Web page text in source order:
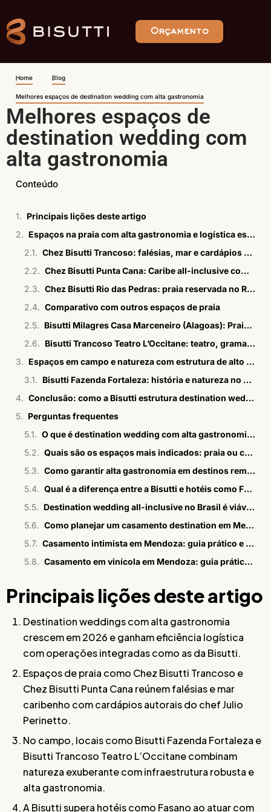
Orçamento
Home Blog
Melhores espaços de destination wedding com alta gastronomia
Melhores espaços de
destination wedding com
alta gastronomia
Conteúdo
Principais lições deste artigo
Espaços na praia com alta gastronomia e logística estruturada
Chez Bisutti Trancoso: falésias, mar e cardápios autorais
Chez Bisutti Punta Cana: Caribe all-inclusive com alta gastronomia
Chez Bisutti Rio das Pedras: praia reservada no Rio de Janeiro
Comparativo com outros espaços de praia
Bisutti Milagres Casa Marceneiro (Alagoas): Praia dos Milagres com logística própria
Bisutti Trancoso Teatro L’Occitane: teatro, gramado e natureza
Espaços em campo e natureza com estrutura de alto padrão
Bisutti Fazenda Fortaleza: história e natureza no Vale do Paraíba
Conclusão: como a Bisutti estrutura destination weddings com alta gastronomia
Perguntas frequentes
O que é destination wedding com alta gastronomia?
Quais são os espaços mais indicados: praia ou campo?
Como garantir alta gastronomia em destinos remotos como Alagoas ou Trancoso?
Qual é a diferença entre a Bisutti e hotéis como Fasano em destination weddings?
Destination wedding all-inclusive no Brasil é viável?
Como planejar um casamento destination em Mendoza
Casamento intimista em Mendoza: guia prático e estratégico
Casamento em vinícola em Mendoza: guia prático para casais
Principais lições deste artigo
Destination weddings com alta gastronomia
crescem em 2026 e ganham eficiência logística
com operações integradas como as da Bisutti.
Espaços de praia como Chez Bisutti Trancoso e
Chez Bisutti Punta Cana reúnem falésias e mar
caribenho com cardápios autorais do chef Julio
Perinetto.
No campo, locais como Bisutti Fazenda Fortaleza e
Bisutti Trancoso Teatro L’Occitane combinam
natureza exuberante com infraestrutura robusta e
alta gastronomia.
A Bisutti supera hotéis como Fasano ao atuar com